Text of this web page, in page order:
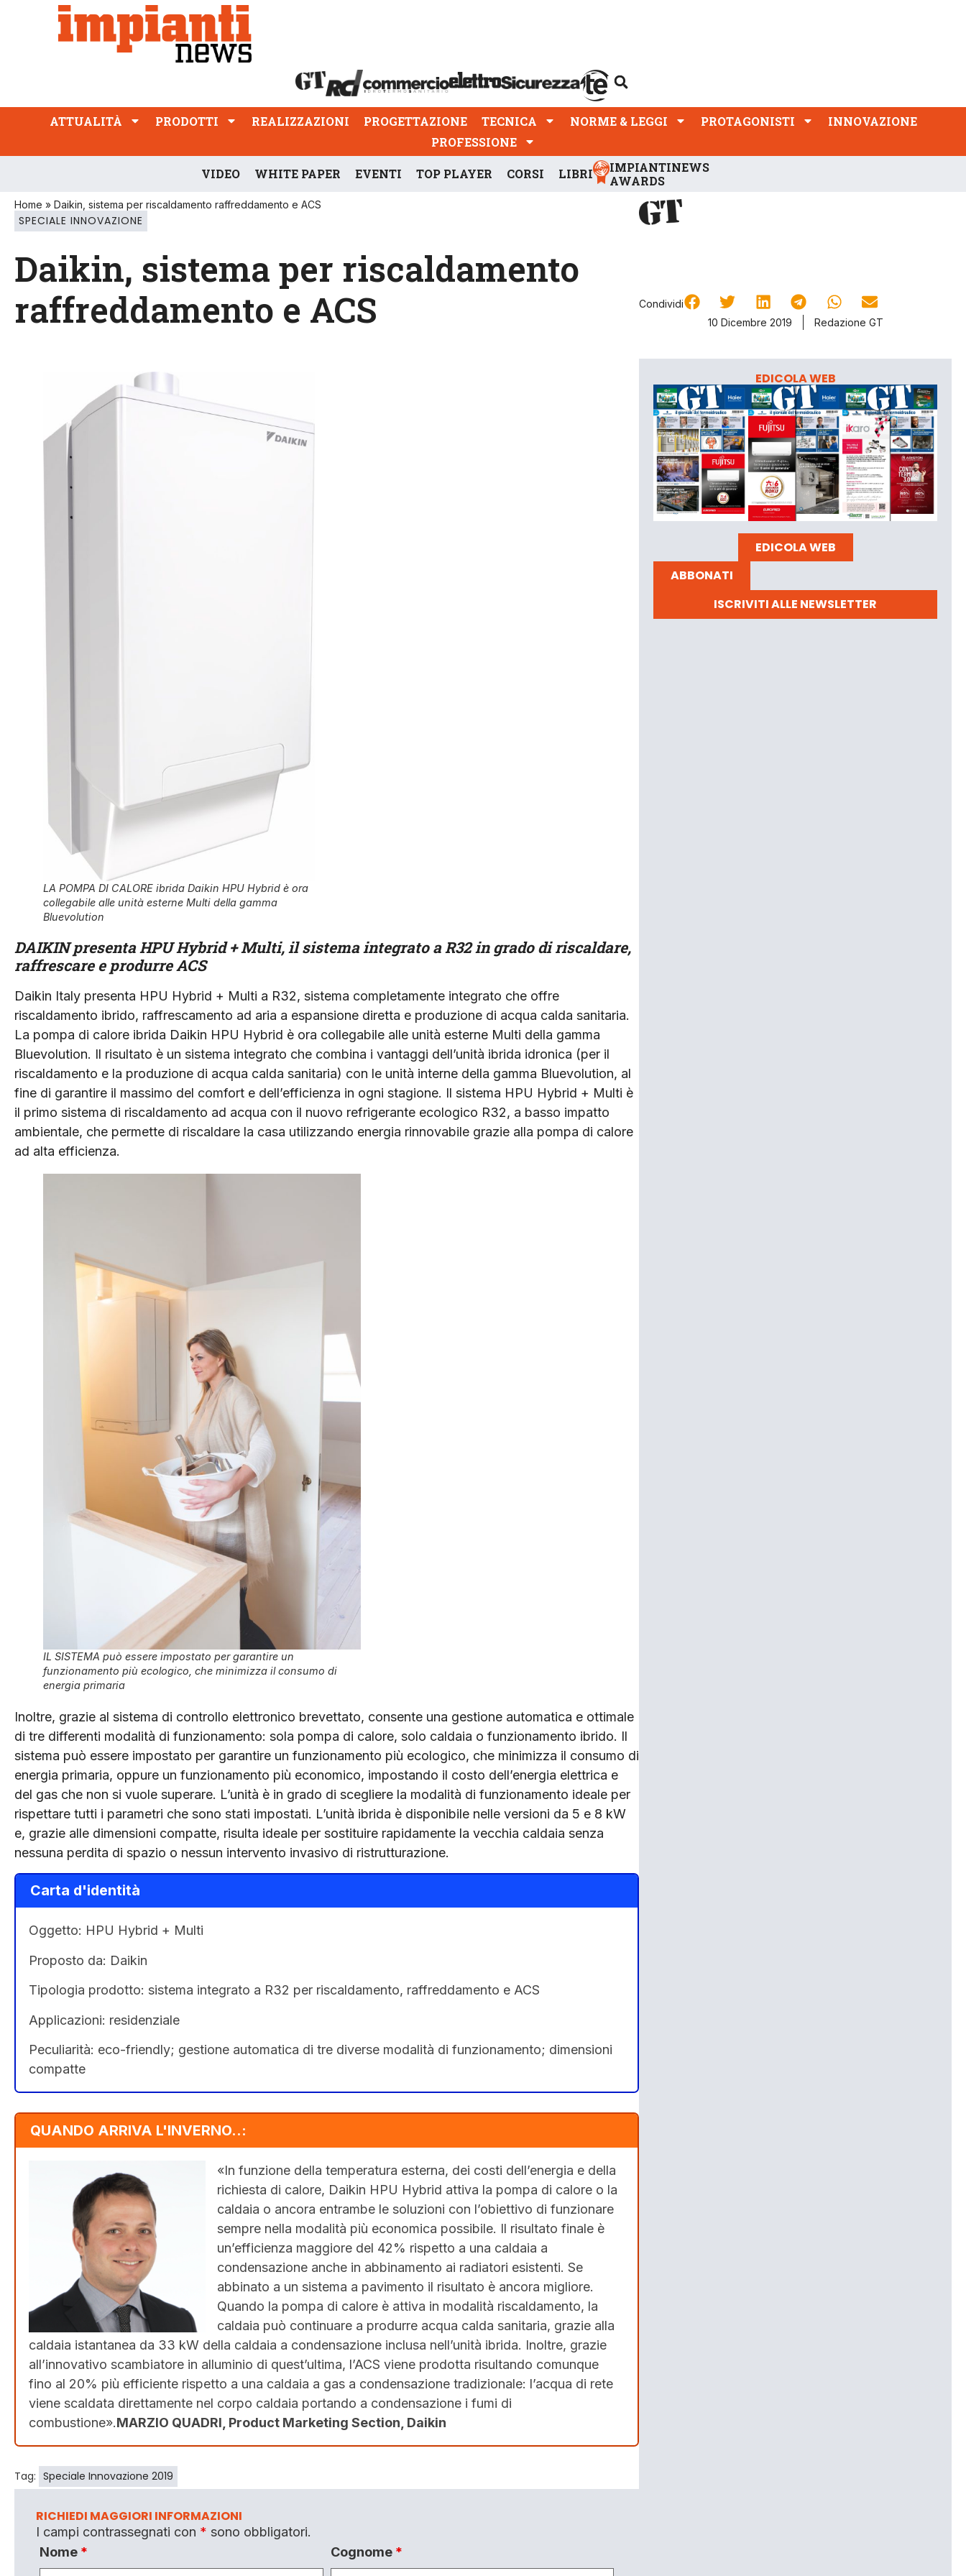
ATTUALITÀ PRODOTTI REALIZZAZIONI
PROFESSIONE
ATTUALITÀ PRODOTTI REALIZZAZIONI PROGETTAZIONE TECNICA NORME & LEGGI PROTAGONISTI
INNOVAZIONE
PROFESSIONE
VIDEO WHITE PAPER EVENTI TOP PLAYER CORSI LIBRI
IMPIANTINEWS
AWARDS
Home » Daikin, sistema per riscaldamento raffreddamento e ACS
SPECIALE INNOVAZIONE
Daikin, sistema per riscaldamento
raffreddamento e ACS
Condividi
10 Dicembre 2019
Redazione GT
LA POMPA DI CALORE ibrida Daikin HPU Hybrid è ora
collegabile alle unità esterne Multi della gamma
Bluevolution
DAIKIN presenta HPU Hybrid + Multi, il sistema integrato a R32 in grado di riscaldare,
raffrescare e produrre ACS
Daikin Italy presenta HPU Hybrid + Multi a R32, sistema completamente integrato che offre
riscaldamento ibrido, raffrescamento ad aria a espansione diretta e produzione di acqua calda sanitaria.
La pompa di calore ibrida Daikin HPU Hybrid è ora collegabile alle unità esterne Multi della gamma
Bluevolution. Il risultato è un sistema integrato che combina i vantaggi dell’unità ibrida idronica (per il
riscaldamento e la produzione di acqua calda sanitaria) con le unità interne della gamma Bluevolution, al
fine di garantire il massimo del comfort e dell’efficienza in ogni stagione. Il sistema HPU Hybrid + Multi è
il primo sistema di riscaldamento ad acqua con il nuovo refrigerante ecologico R32, a basso impatto
ambientale, che permette di riscaldare la casa utilizzando energia rinnovabile grazie alla pompa di calore
ad alta efficienza.
IL SISTEMA può essere impostato per garantire un
funzionamento più ecologico, che minimizza il consumo di
energia primaria
Inoltre, grazie al sistema di controllo elettronico brevettato, consente una gestione automatica e ottimale
di tre differenti modalità di funzionamento: sola pompa di calore, solo caldaia o funzionamento ibrido. Il
sistema può essere impostato per garantire un funzionamento più ecologico, che minimizza il consumo di
energia primaria, oppure un funzionamento più economico, impostando il costo dell’energia elettrica e
del gas che non si vuole superare. L’unità è in grado di scegliere la modalità di funzionamento ideale per
rispettare tutti i parametri che sono stati impostati. L’unità ibrida è disponibile nelle versioni da 5 e 8 kW
e, grazie alle dimensioni compatte, risulta ideale per sostituire rapidamente la vecchia caldaia senza
nessuna perdita di spazio o nessun intervento invasivo di ristrutturazione.
Carta d'identità
Oggetto: HPU Hybrid + Multi
Proposto da: Daikin
Tipologia prodotto: sistema integrato a R32 per riscaldamento, raffreddamento e ACS
Applicazioni: residenziale
Peculiarità: eco-friendly; gestione automatica di tre diverse modalità di funzionamento; dimensioni
compatte
QUANDO ARRIVA L'INVERNO..:
«In funzione della temperatura esterna, dei costi dell’energia e della
richiesta di calore, Daikin HPU Hybrid attiva la pompa di calore o la
caldaia o ancora entrambe le soluzioni con l’obiettivo di funzionare
sempre nella modalità più economica possibile. Il risultato finale è
un’efficienza maggiore del 42% rispetto a una caldaia a
condensazione anche in abbinamento ai radiatori esistenti. Se
abbinato a un sistema a pavimento il risultato è ancora migliore.
Quando la pompa di calore è attiva in modalità riscaldamento, la
caldaia può continuare a produrre acqua calda sanitaria, grazie alla
caldaia istantanea da 33 kW della caldaia a condensazione inclusa nell’unità ibrida. Inoltre, grazie
all’innovativo scambiatore in alluminio di quest’ultima, l’ACS viene prodotta risultando comunque
fino al 20% più efficiente rispetto a una caldaia a gas a condensazione tradizionale: l’acqua di rete
viene scaldata direttamente nel corpo caldaia portando a condensazione i fumi di
combustione».MARZIO QUADRI, Product Marketing Section, Daikin
Tag: Speciale Innovazione 2019
RICHIEDI MAGGIORI INFORMAZIONI
I campi contrassegnati con * sono obbligatori.
Nome * Cognome *
EDICOLA WEB
EDICOLA WEB
ABBONATI
ISCRIVITI ALLE NEWSLETTER